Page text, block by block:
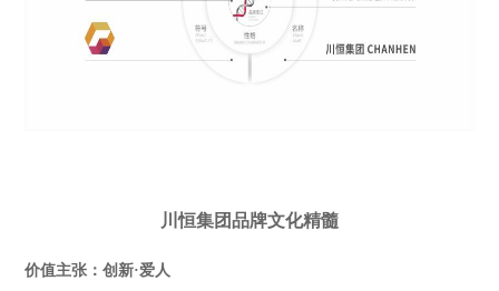
川恒集团品牌文化精髓
价值主张：创新·爱人